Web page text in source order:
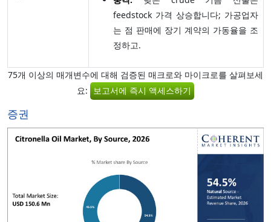
feedstock 가격 상승합니다; 가공업자
는 점 판매에 장기 계약의 가동율을 조
정하고.
75개 이상의 매개변수에 대해 검증된 매크로와 마이크로를 살펴보세
요: 보고서에 즉시 액세스하기
증권